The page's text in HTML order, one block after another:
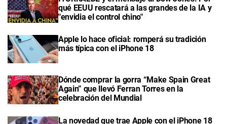
qué EEUU rescatará a las grandes de la IA y
"envidia el control chino"
Apple lo hace oficial: romperá su tradición
más típica con el iPhone 18
Dónde comprar la gorra “Make Spain Great
Again” que llevó Ferran Torres en la
celebración del Mundial
La novedad que trae Apple con el iPhone 18